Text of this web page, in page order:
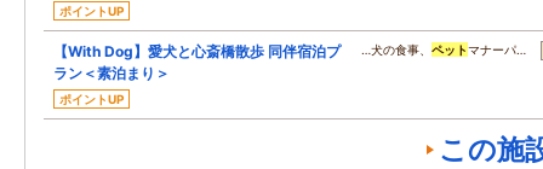
ポイントUP
【With Dog】愛犬と心斎橋散歩 同伴宿泊プ
ラン＜素泊まり＞
ポイントUP
…犬の食事、 ペットマナーパ…
この施